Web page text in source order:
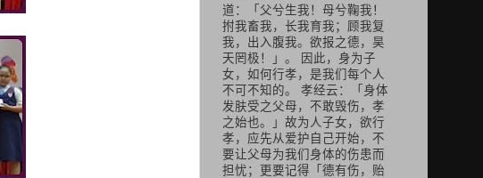
道：「父兮生我！母兮鞠我！
拊我畜我，长我育我；顾我复
我，出入腹我。欲报之德，昊
天罔极！」。 因此，身为子
女，如何行孝，是我们每个人
不可不知的。 孝经云：「身体
发肤受之父母，不敢毁伤，孝
之始也。」故为人子女，欲行
孝，应先从爱护自己开始，不
要让父母为我们身体的伤患而
担忧；更要记得「德有伤，贻